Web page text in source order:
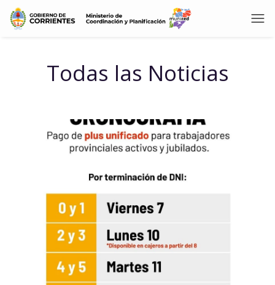
Todas las Noticias